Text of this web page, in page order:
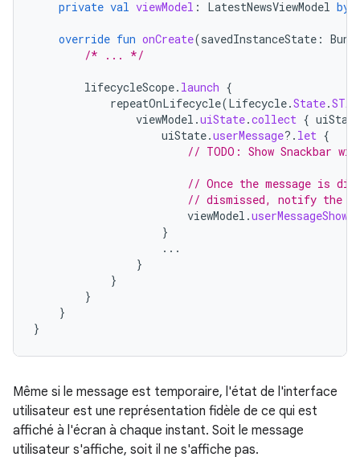
private val viewModel : LatestNewsViewModel by
override fun onCreate(savedInstanceState :
/* ... */
lifecycleScope. launch {
repeatOnLifecycle(Lifecycle.State.
viewModel .uiState.collect { uiState
uiState.userMessage?. let {
// TODO: Show Snackbar
// Once the message is
// dismissed, notify the
viewModel .userMessageShown
}
...
}
}
}
}
}
Même si le message est temporaire, l'état de l'interface
utilisateur est une représentation fidèle de ce qui est
affiché à l'écran à chaque instant. Soit le message
utilisateur s'affiche, soit il ne s'affiche pas.